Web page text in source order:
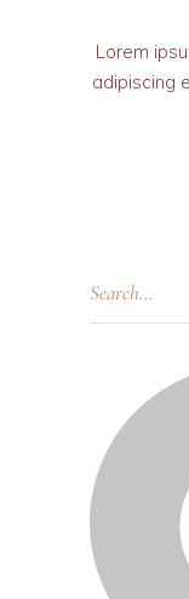
Lorem
adipiscing